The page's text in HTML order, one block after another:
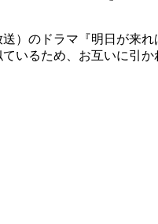
）のドラマ『明日が来
いるため、お互いに引か